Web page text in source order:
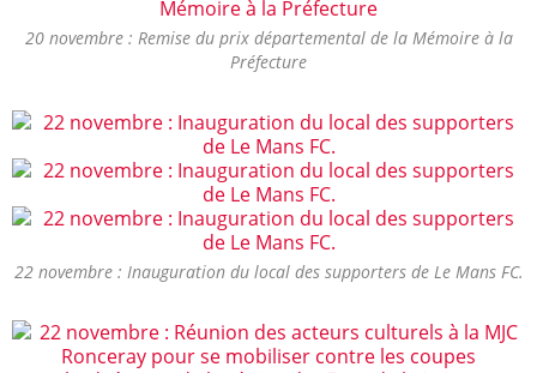
20 novembre : Remise du prix départemental de la Mémoire à la
Préfecture
22 novembre : Inauguration du local des supporters de Le Mans FC.